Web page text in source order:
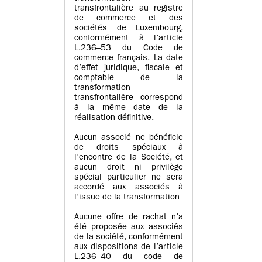
transfrontalière au registre
de commerce et des
sociétés de Luxembourg,
conformément à l’article
L.236–53 du Code de
commerce français. La date
d’effet juridique, fiscale et
comptable de la
transformation
transfrontalière correspond
à la même date de la
réalisation définitive.
Aucun associé ne bénéficie
de droits spéciaux à
l’encontre de la Société, et
aucun droit ni privilège
spécial particulier ne sera
accordé aux associés à
l’issue de la transformation
Aucune offre de rachat n’a
été proposée aux associés
de la société, conformément
aux dispositions de l’article
L.236–40 du code de